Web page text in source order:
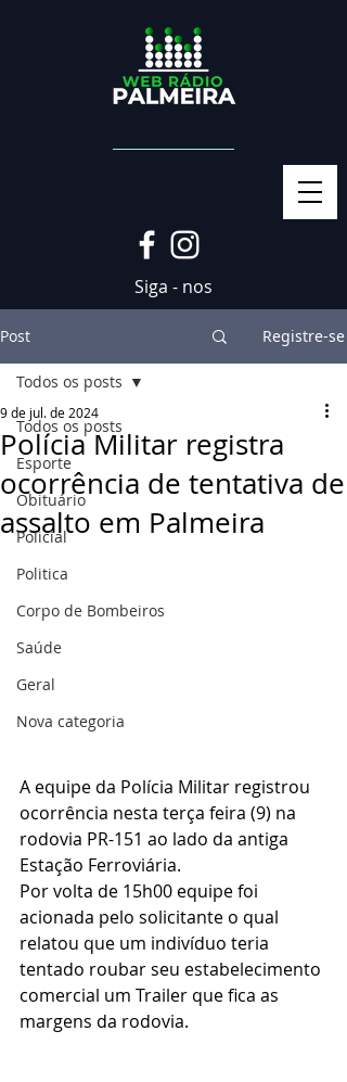
Siga - nos
Post Registre-se
Todos os posts
Esporte
Obituário
Policial
Politica
Corpo de Bombeiros
Saúde
Geral
Nova categoria
Todos os posts
Polícia Militar registra
ocorrência de tentativa de
assalto em Palmeira
9 de jul. de 2024
A equipe da Polícia Militar registrou
ocorrência nesta terça feira (9) na
rodovia PR-151 ao lado da antiga
Estação Ferroviária.
Por volta de 15h00 equipe foi
acionada pelo solicitante o qual
relatou que um indivíduo teria
tentado roubar seu estabelecimento
comercial um Trailer que fica as
margens da rodovia.